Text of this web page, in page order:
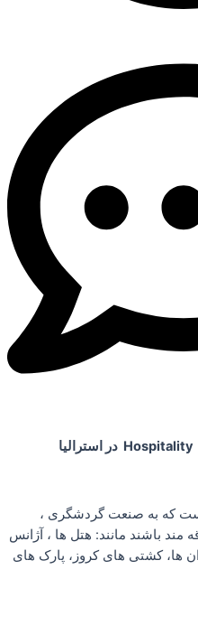
در استرالیا
که به صنعت گردشگری ،
مند باشند مانند: هتل ها ، آژانس
ها، کشتی های کروز، پارک های